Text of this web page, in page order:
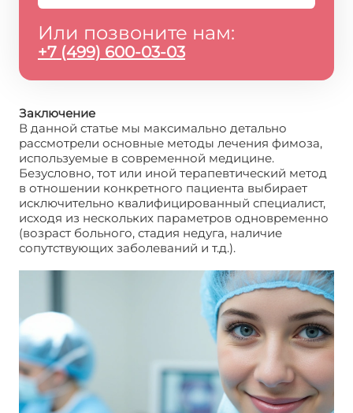
Или позвоните нам:
+7 (499) 600-03-03
Заключение
В данной статье мы максимально детально
рассмотрели основные методы лечения фимоза,
используемые в современной медицине.
Безусловно, тот или иной терапевтический метод
в отношении конкретного пациента выбирает
исключительно квалифицированный специалист,
исходя из нескольких параметров одновременно
(возраст больного, стадия недуга, наличие
сопутствующих заболеваний и т.д.).